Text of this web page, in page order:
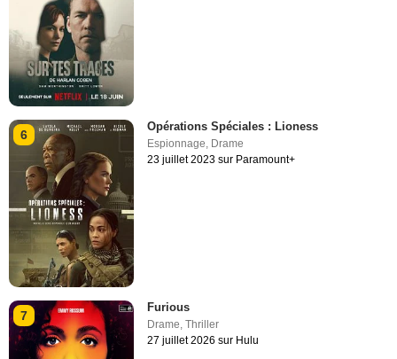
6
Opérations Spéciales : Lioness
Espionnage, Drame
23 juillet 2023 sur Paramount+
7
Furious
Drame ,Thriller
27 juillet 2026 sur Hulu